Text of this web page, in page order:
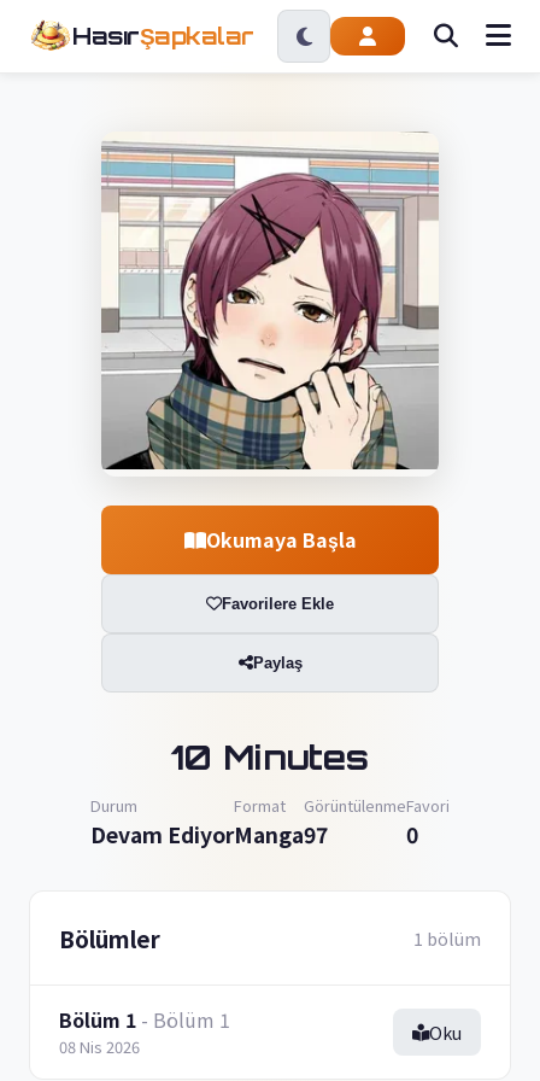
HasırŞapkalar
Okumaya Başla
Favorilere Ekle
Paylaş
10 Minutes
Durum
Devam Ediyor
Format
Manga
Görüntülenme
97
Favori
0
Bölümler 1 bölüm
Bölüm 1 - Bölüm 1
08 Nis 2026
Oku